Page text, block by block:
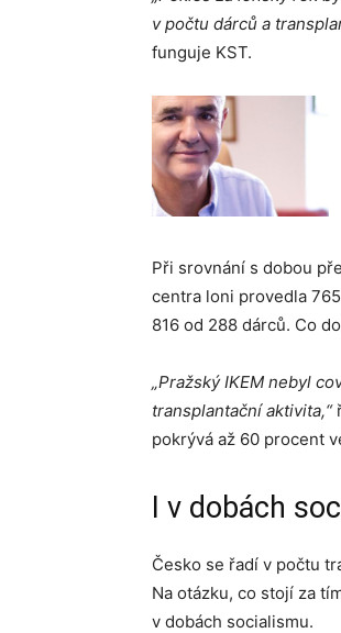
v počtu dárců a
funguje KST.
Při srovnání s dobou
centra loni provedla
816 od 288 dárců. Co
„Pražský IKEM nebyl
transplantační aktivita,“
pokrývá až 60 procent
I v dobách
Česko se řadí v počtu
Na otázku, co stojí za
v dobách socialismu.